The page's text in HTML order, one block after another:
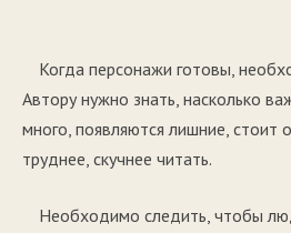
Когда персонажи готовы,
Автору нужно знать, насколько
много, появляются лишние, стоит
труднее, скучнее читать.
Необходимо следить, чтобы